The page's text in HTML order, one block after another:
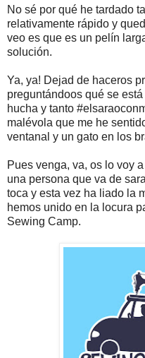
No sé por qué he tardado
relativamente rápido y
veo es que es un pelín
solución.
Ya, ya! Dejad de haceros
preguntándoos qué se
hucha y tanto
malévola que me he
ventanal y un gato en los
Pues venga, va, os lo voy
una persona que va de
toca y esta vez ha liado la
hemos unido en la locura
Sewing Camp.